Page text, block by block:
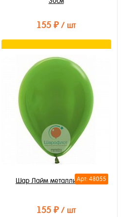
155 ₽/ шт
В корзину
Купить в 1 клик
В избранное
Арт: 48055
Шар Лайм металлик 30см
155 ₽/ шт